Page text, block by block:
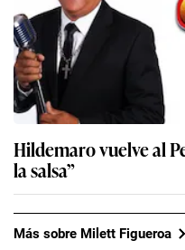
Hildemaro vuelve al
la salsa”
Más sobre Milett Figueroa